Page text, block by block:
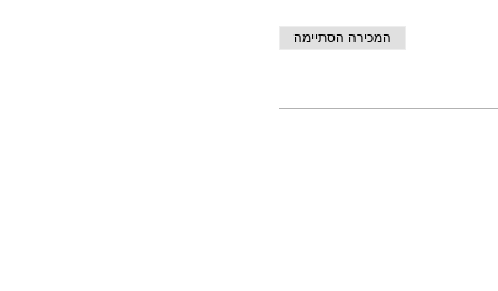
המכירה הסתיימה